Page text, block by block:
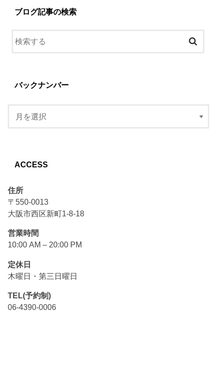
ブログ記事の検索
バックナンバー
ACCESS
住所
〒550-0013
大阪市西区新町1-8-18
営業時間
10:00 AM – 20:00 PM
定休日
木曜日・第三日曜日
TEL(予約制)
06-4390-0006